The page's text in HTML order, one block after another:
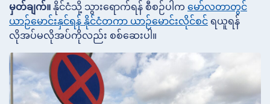
မှတ်ချက်။ နိုင်ငံသို့ သွားရောက်ရန် စီစဉ်ပါက မော်လတာတွင်
ယာဉ်မောင်းနှင်ရန် နိုင်ငံတကာ ယာဉ်မောင်းလိုင်စင် ရယူရန်
လိုအပ်မလိုအပ်ကိုလည်း စစ်ဆေးပါ။